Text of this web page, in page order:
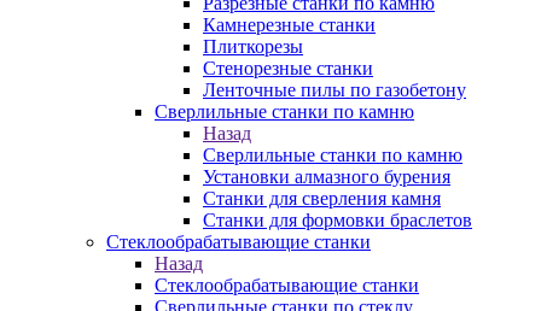
Камнерезные станки
Плиткорезы
Стенорезные станки
Ленточные пилы по газобетону
Сверлильные станки по камню
Назад
Сверлильные станки по камню
Установки алмазного бурения
Станки для сверления камня
Станки для формовки браслетов
Стеклообрабатывающие станки
Назад
Стеклообрабатывающие станки
Сверлильные станки по стеклу